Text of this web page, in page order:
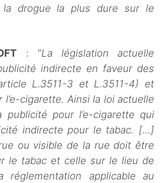
la drogue la plus dure sur le
: “La législation actuelle
indirecte en faveur des
L.3511-3 et L.3511-4) et
cigarette. Ainsi la loi actuelle
publicité pour l’e-cigarette qui
indirecte pour le tabac. […]
ou visible de la rue doit être
le tabac et celle sur le lieu de
applicable au